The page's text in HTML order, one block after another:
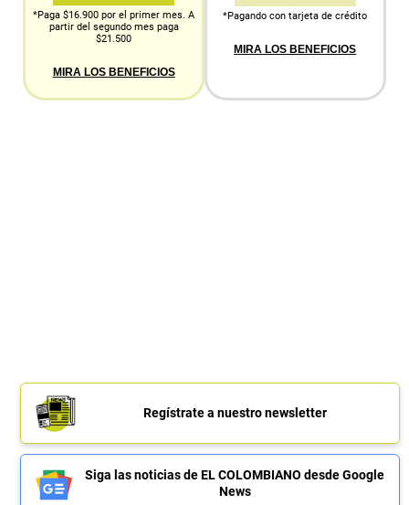
*Paga $16.900 por el primer mes. A
partir del segundo mes paga
$21.500
MIRA LOS BENEFICIOS
*Pagando con tarjeta de crédito
MIRA LOS BENEFICIOS
Regístrate a nuestro newsletter
Siga las noticias de EL COLOMBIANO desde Google
News